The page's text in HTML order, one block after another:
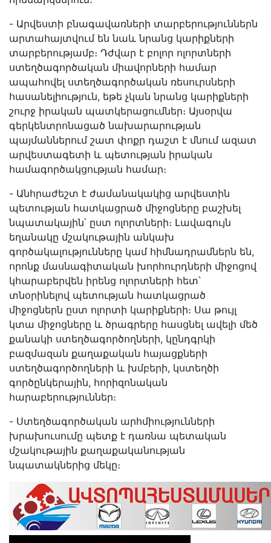
- Արվեստի բնագավառների տարբերություններն
արտահայտվում են նաև նրանց կարիքների
տարբերությամբ։ Դժվար է բոլոր ոլորտների
ստեղծագործական միավորների համար
ապահովել ստեղծագործական ռեսուրսների
հասանելիություն, եթե չկան նրանց կարիքների
շուրջ իրական պատկերացումներ։ Այսօրվա
գերկենտրոնացած նախարարության
պայմաններում շատ փոքր դաշտ է մնում ազատ
արվեստագետի և պետության իրական
համագործակցության համար։
- Անհրաժեշտ է ժամանակակից արվեստին
պետության հատկացրած միջոցները բաշխել
նպատակային՝ ըստ ոլորտների։ Լավագույն
եղանակը մշակութային անկախ
գործակալությունները կամ հիմնադրամներն են,
որոնք մասնագիտական խորհուրդների միջոցով
կհարաբերվեն իրենց ոլորտների հետ՝
տնօրինելով պետության հատկացրած
միջոցներն ըստ ոլորտի կարիքների։ Սա թույլ
կտա միջոցները և ծրագրերը հասցնել ավելի մեծ
քանակի ստեղծագործողների, կընդգրկի
բազմազան քաղաքական հայացքների
ստեղծագործողների և խմբերի, կստեղծի
գործընկերային, հորիզոնական
հարաբերություններ։
- Ստեղծագործական արհմիությունների
խրախուսումը պետք է դառնա պետական
մշակութային քաղաքականության
նպատակներից մեկը։